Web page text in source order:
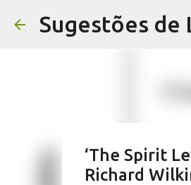
Sugestões de
‘The Spirit
Richard